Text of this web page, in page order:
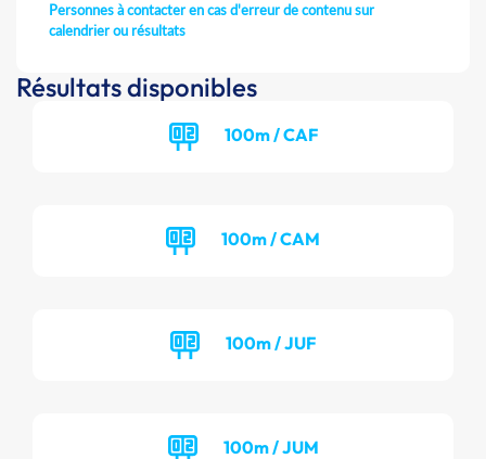
Personnes à contacter en cas d'erreur de contenu sur
calendrier ou résultats
Résultats disponibles
100m / CAF
100m / CAM
100m / JUF
100m / JUM